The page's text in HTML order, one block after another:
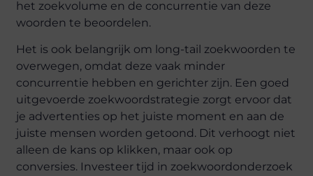
het zoekvolume en de concurrentie van deze
woorden te beoordelen.
Het is ook belangrijk om long-tail zoekwoorden te
overwegen, omdat deze vaak minder
concurrentie hebben en gerichter zijn. Een goed
uitgevoerde zoekwoordstrategie zorgt ervoor dat
je advertenties op het juiste moment en aan de
juiste mensen worden getoond. Dit verhoogt niet
alleen de kans op klikken, maar ook op
conversies. Investeer tijd in zoekwoordonderzoek